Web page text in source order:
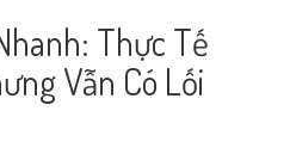
Thực Tế
Vẫn Có Lối